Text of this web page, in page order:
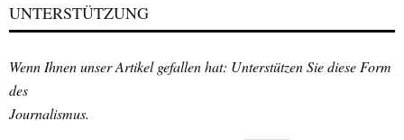
UNTERSTÜTZUNG
Wenn Ihnen unser Artikel gefallen hat: Unterstützen Sie diese Form
des
Journalismus.